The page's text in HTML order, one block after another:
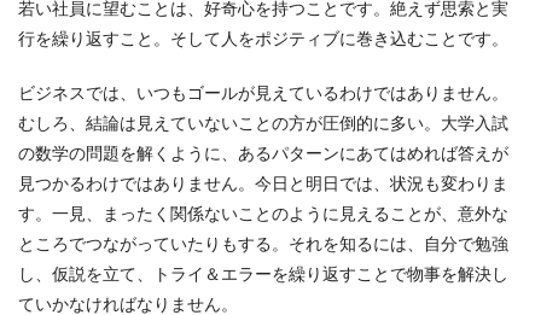
若い社員に望むことは、好奇心を持つことです。絶えず思索と実
行を繰り返すこと。そして人をポジティブに巻き込むことです。
ビジネスでは、いつもゴールが見えているわけではありません。
むしろ、結論は見えていないことの方が圧倒的に多い。大学入試
の数学の問題を解くように、あるパターンにあてはめれば答えが
見つかるわけではありません。今日と明日では、状況も変わりま
す。一見、まったく関係ないことのように見えることが、意外な
ところでつながっていたりもする。それを知るには、自分で勉強
し、仮説を立て、トライ＆エラーを繰り返すことで物事を解決し
ていかなければなりません。